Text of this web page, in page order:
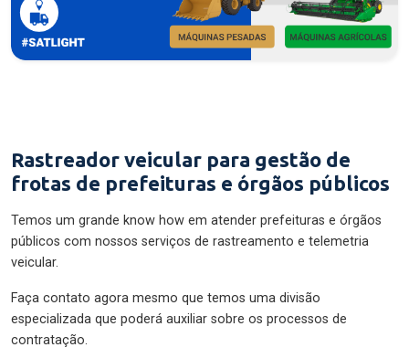
Rastreador veicular para gestão de
frotas de prefeituras e órgãos públicos
Temos um grande know how em atender prefeituras e órgãos
públicos com nossos serviços de rastreamento e telemetria
veicular.
Faça contato agora mesmo que temos uma divisão
especializada que poderá auxiliar sobre os processos de
contratação.